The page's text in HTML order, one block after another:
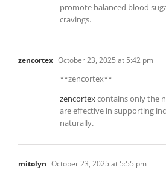
promote balanced blood
cravings.
zencortex October 23, 2025 at 5:42 pm
**zencortex**
zencortexcontains only the
are effective in supporting
naturally.
mitolyn October 23, 2025 at 5:55 pm